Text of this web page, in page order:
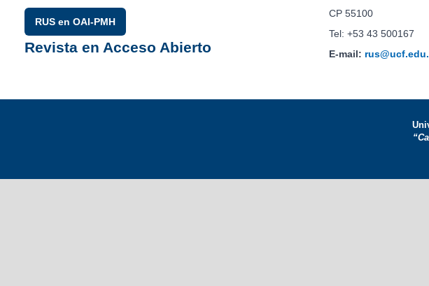
RUS en OAI-PMH
Revista en Acceso Abierto
CP 55100
Tel: +53 43 500167
E-mail: